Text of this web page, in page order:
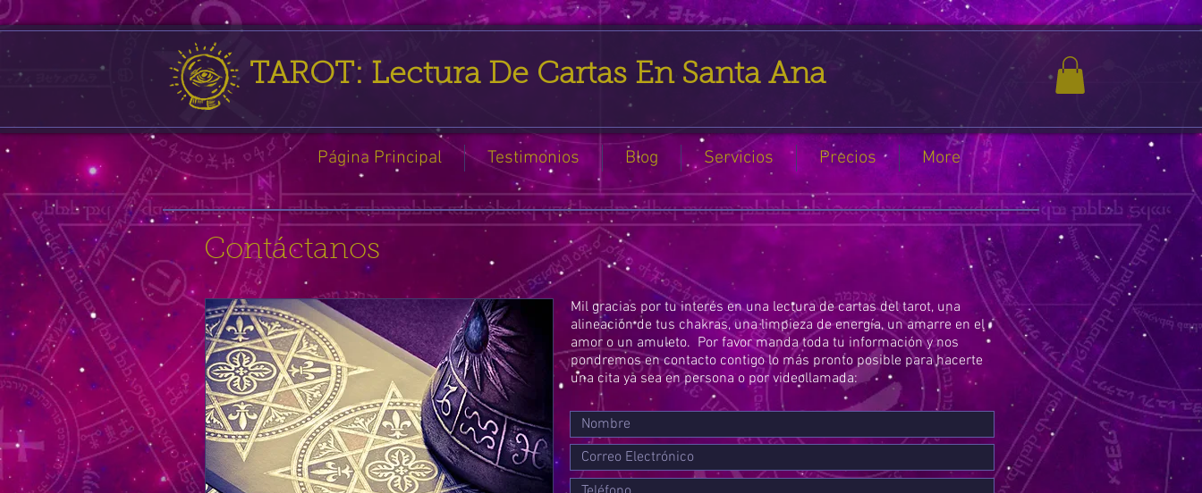
TAROT: Lectura De Cartas En Santa Ana
Página Principal Testimonios Blog Servicios Precios More
Contáctanos
Mil gracias por tu interés en una lectura de cartas del tarot, una
alineación de tus chakras, una limpieza de energía, un amarre en el
amor o un amuleto. Por favor manda toda tu información y nos
pondremos en contacto contigo lo más pronto posible para hacerte
una cita ya sea en persona o por videollamada: